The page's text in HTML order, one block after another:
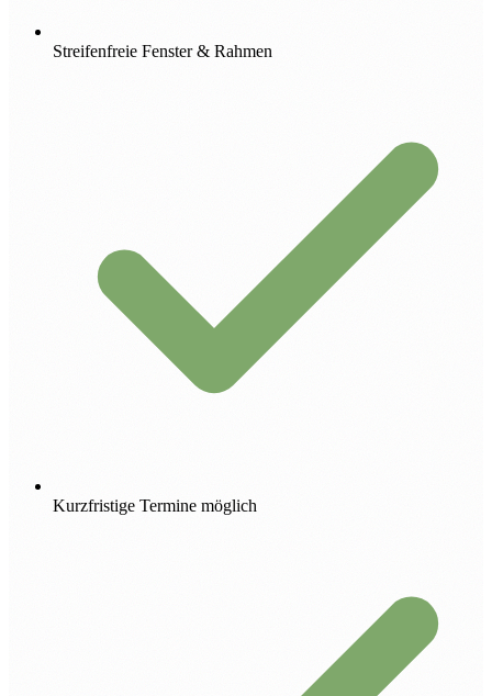
Streifenfreie Fenster & Rahmen
Kurzfristige Termine möglich